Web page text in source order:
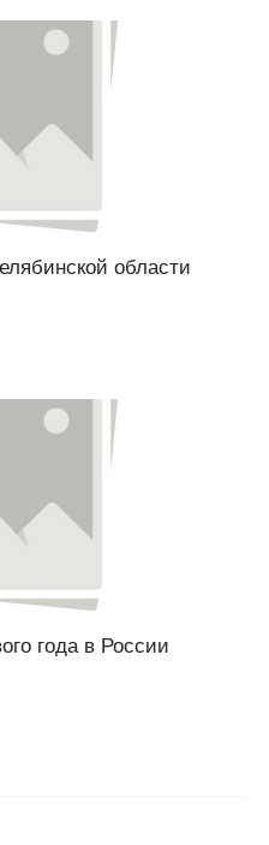
области
года в России